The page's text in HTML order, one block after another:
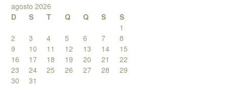
agosto 2026
D
S T Q Q S
S
1
2
3 4 5 6 7
8
9
10 11 12 13 14
15
16
17 18 19 20 21
22
23
24 25 26 27 28
29
30
31